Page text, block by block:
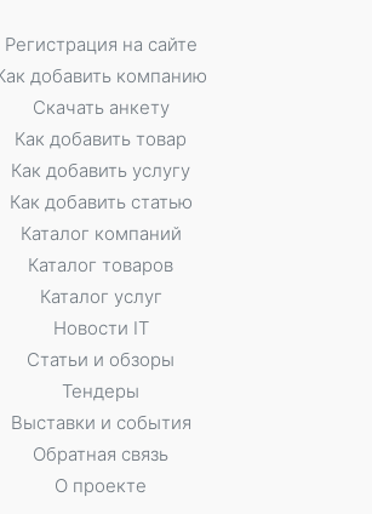
Регистрация на сайте
добавить компанию
Скачать анкету
Как добавить товар
Как добавить услугу
Как добавить статью
Каталог компаний
Каталог товаров
Каталог услуг
Новости IT
Статьи и обзоры
Тендеры
Выставки и события
Обратная связь
О проекте